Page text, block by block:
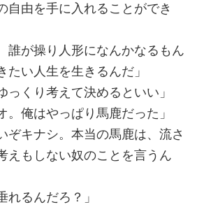
自由を手に入れることができ
誰が操り人形になんかなるもん
たい人生を生きるんだ」
っくり考えて決めるといい」
。俺はやっぱり馬鹿だった」
ぞキナシ。本当の馬鹿は、流さ
えもしない奴のことを言うん
れるんだろ？」